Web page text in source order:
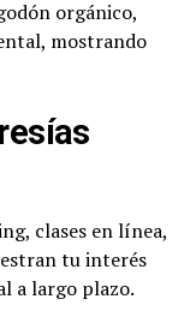
orgánico,
mostrando
clases en línea,
tu interés
a largo plazo.